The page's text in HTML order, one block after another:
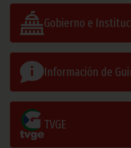
Gobierno e
Información de
TVGE